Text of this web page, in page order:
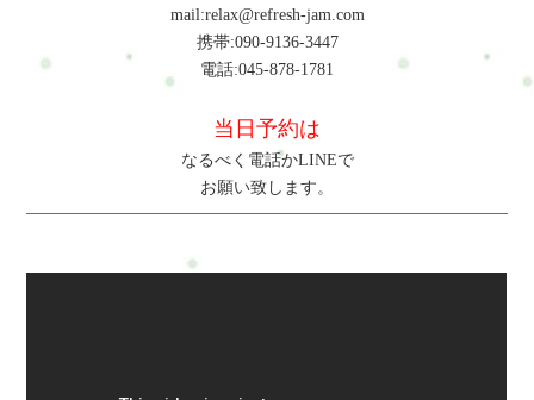
mail:relax@refresh-jam.com
携帯:090-9136-3447
電話:045-878-1781
当日予約は
なるべく電話かLINEで
お願い致します。